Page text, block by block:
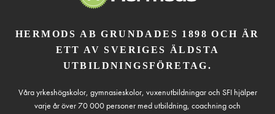
HERMODS AB GRUNDADES 1898 OCH ÄR
ETT AV SVERIGES ÄLDSTA
UTBILDNINGSFÖRETAG.
Våra yrkeshögskolor, gymnasieskolor, vuxenutbildningar och SFI hjälper
varje år över 70 000 personer med utbildning, coachning och